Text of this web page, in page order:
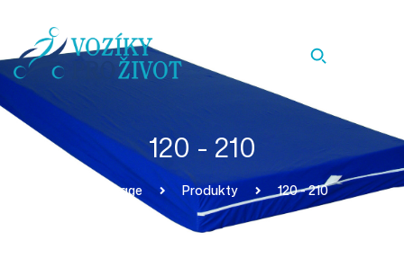
120 - 210
Homepage Produkty 120 - 210